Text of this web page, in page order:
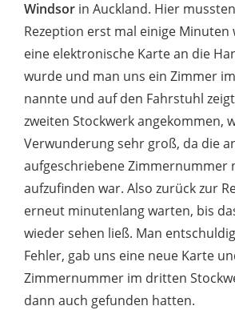
Windsor in Auckland. Hier
Rezeption erst mal einige Minuten
eine elektronische Karte an die
wurde und man uns ein Zimmer
nannte und auf den Fahrstuhl
zweiten Stockwerk angekommen,
Verwunderung sehr groß, da die
aufgeschriebene Zimmernummer
aufzufinden war. Also zurück zur
erneut minutenlang warten, bis
wieder sehen ließ. Man
Fehler, gab uns eine neue Karte
Zimmernummer im dritten
dann auch gefunden hatten.